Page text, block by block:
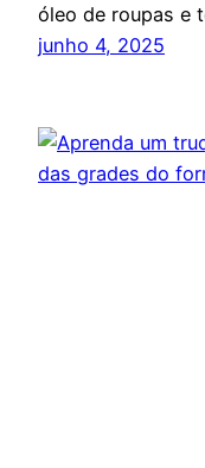
óleo de roupas e
junho 4, 2025